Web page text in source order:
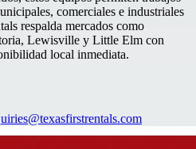
comerciales e industriales
respalda mercados como
Lewisville y Little Elm con
local inmediata.